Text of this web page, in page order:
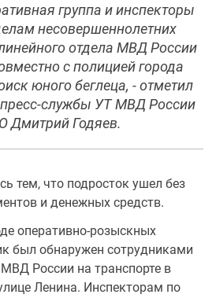
группа и инспекторы
несовершеннолетних
отдела МВД России
с полицией города
юного беглеца, - отметил
службы УТ МВД России
Дмитрий Годяев.
тем, что подросток ушел без
и денежных средств.
оперативно-розыскных
был обнаружен сотрудниками
России на транспорте в
Ленина. Инспекторам по